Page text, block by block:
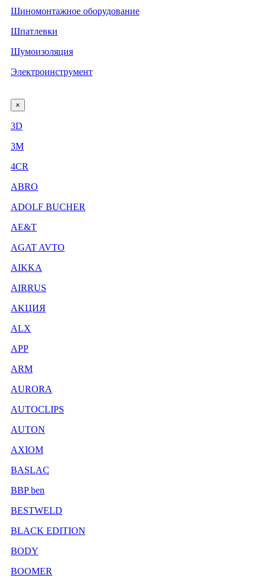
Шиномонтажное оборудование
Шпатлевки
Шумоизоляция
Электроинструмент
×
3D
3М
4CR
ABRO
ADOLF BUCHER
AE&T
AGAT AVTO
AIKKA
AIRRUS
AKЦИЯ
ALX
APP
ARM
AURORA
AUTOCLIPS
AUTON
AXIOM
BASLAC
BBP ben
BESTWELD
BLACK EDITION
BODY
BOOMER